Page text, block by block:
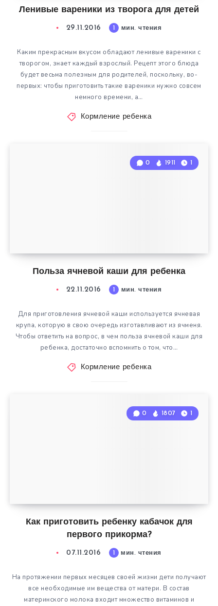
Ленивые вареники из творога для детей
29.11.2016 1 мин. чтения
Каким прекрасным вкусом обладают ленивые вареники с
творогом, знает каждый взрослый. Рецепт этого блюда
будет весьма полезным для родителей, поскольку, во-
первых: чтобы приготовить такие вареники нужно совсем
немного времени, а…
Кормление ребенка
Польза ячневой каши для ребенка
0 1911 1
22.11.2016 1 мин. чтения
Для приготовления ячневой каши используется ячневая
крупа, которую в свою очередь изготавливают из ячменя.
Чтобы ответить на вопрос, в чем польза ячневой каши для
ребенка, достаточно вспомнить о том, что…
Кормление ребенка
Как приготовить ребенку кабачок для
первого прикорма?
0 1807 1
07.11.2016 1 мин. чтения
На протяжении первых месяцев своей жизни дети получают
все необходимые им вещества от матери. В состав
материнского молока входит множество витаминов и